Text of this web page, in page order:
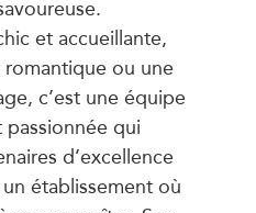
et accueillante,
ou une
c’est une équipe
qui
d’excellence
établissement où